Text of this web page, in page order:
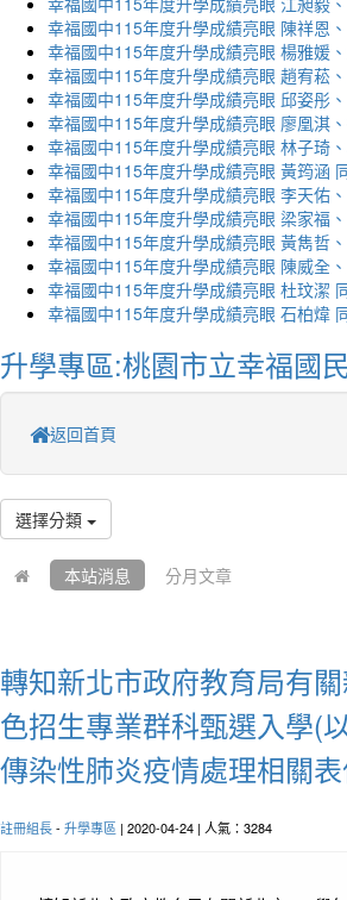
幸福國中115年度升學成績亮眼 陳祥恩
幸福國中115年度升學成績亮眼 楊雅媛
幸福國中115年度升學成績亮眼 趙宥菘
幸福國中115年度升學成績亮眼 邱姿彤
幸福國中115年度升學成績亮眼 廖凰淇
幸福國中115年度升學成績亮眼 林子琦
幸福國中115年度升學成績亮眼 黃筠涵
幸福國中115年度升學成績亮眼 李天佑
幸福國中115年度升學成績亮眼 梁家福
幸福國中115年度升學成績亮眼 黃雋哲
幸福國中115年度升學成績亮眼 陳威全
幸福國中115年度升學成績亮眼 杜玟潔
幸福國中115年度升學成績亮眼 石柏煒
升學專區:桃園市立幸福國
返回首頁
選擇分類
本站消息 分月文章
轉知新北市政府教育局有
色招生專業群科甄選入學(
傳染性肺炎疫情處理相關
註冊組長- 升學專區 | 2020-04-24 | 人氣：3284